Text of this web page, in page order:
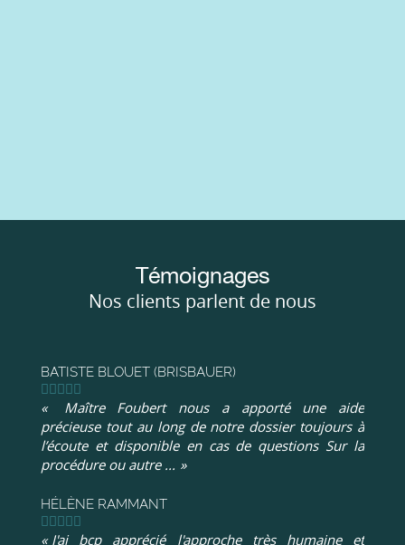
Témoignages
Nos clients parlent de nous
BATISTE BLOUET (BRISBAUER)
Maître Foubert nous a apporté une aide
précieuse tout au long de notre dossier toujours à
l’écoute et disponible en cas de questions Sur la
procédure ou autre ...
HÉLÈNE RAMMANT
J'ai bcp apprécié l'approche très humaine et